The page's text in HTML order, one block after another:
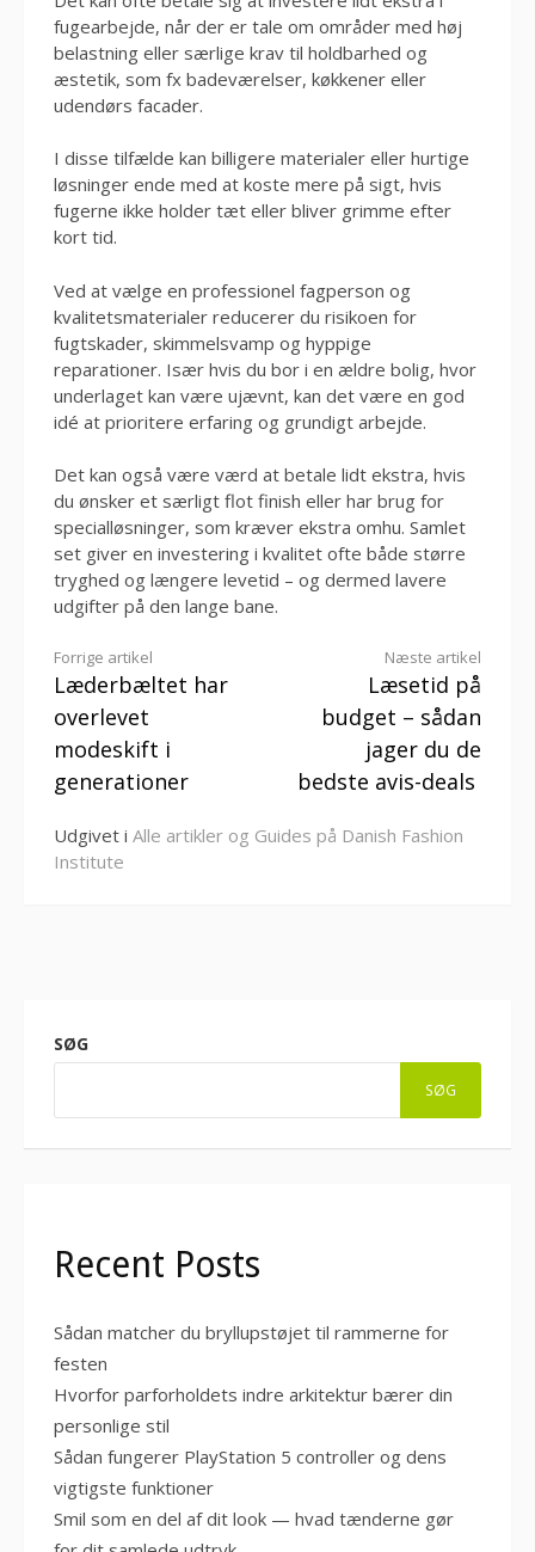
fugearbejde, når der er tale om områder med høj
belastning eller særlige krav til holdbarhed og
æstetik, som fx badeværelser, køkkener eller
udendørs facader.
I disse tilfælde kan billigere materialer eller hurtige
løsninger ende med at koste mere på sigt, hvis
fugerne ikke holder tæt eller bliver grimme efter
kort tid.
Ved at vælge en professionel fagperson og
kvalitetsmaterialer reducerer du risikoen for
fugtskader, skimmelsvamp og hyppige
reparationer. Især hvis du bor i en ældre bolig, hvor
underlaget kan være ujævnt, kan det være en god
idé at prioritere erfaring og grundigt arbejde.
Det kan også være værd at betale lidt ekstra, hvis
du ønsker et særligt flot finish eller har brug for
specialløsninger, som kræver ekstra omhu. Samlet
set giver en investering i kvalitet ofte både større
tryghed og længere levetid – og dermed lavere
udgifter på den lange bane.
Læs
videre
Forrige artikel
Læderbæltet har
overlevet
modeskift i
generationer
Næste artikel
Læsetid på
budget – sådan
jager du de
bedste avis-deals
Udgivet i Alle artikler og Guides på Danish Fashion
Institute
SØG
SØG
Recent Posts
Sådan matcher du bryllupstøjet til rammerne for
festen
Hvorfor parforholdets indre arkitektur bærer din
personlige stil
Sådan fungerer PlayStation 5 controller og dens
vigtigste funktioner
Smil som en del af dit look — hvad tænderne gør